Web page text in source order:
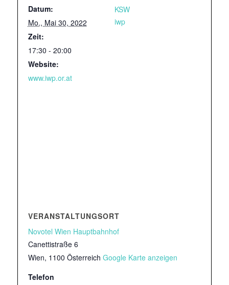
Datum:
Mo., Mai 30, 2022
Zeit:
17:30 - 20:00
Website:
www.iwp.or.at
KSW
iwp
VERANSTALTUNGSORT
Novotel Wien Hauptbahnhof
Canettistraße 6
Wien, 1100 Österreich Google Karte anzeigen
Telefon